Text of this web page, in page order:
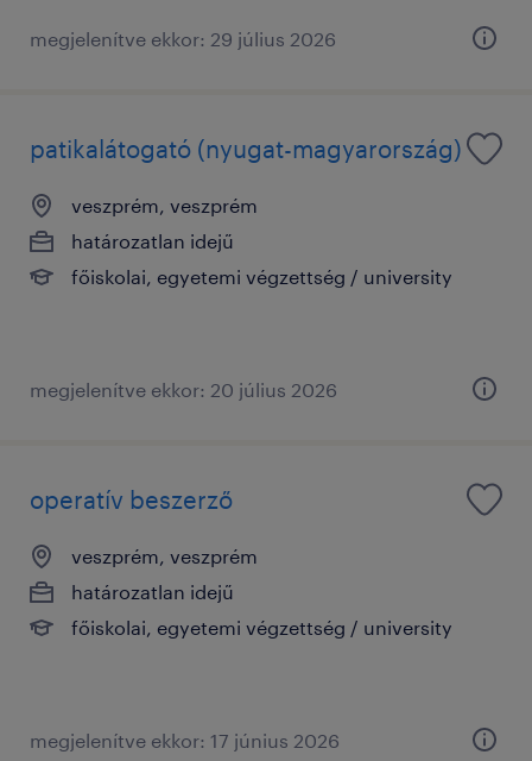
megjelenítve ekkor: 29 július 2026
patikalátogató (nyugat-magyarország)
veszprém, veszprém
határozatlan idejű
főiskolai, egyetemi végzettség / university
megjelenítve ekkor: 20 július 2026
operatív beszerző
veszprém, veszprém
határozatlan idejű
főiskolai, egyetemi végzettség / university
megjelenítve ekkor: 17 június 2026